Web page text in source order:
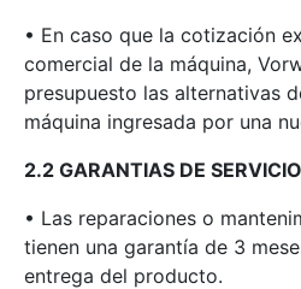
• En caso que la cotización
comercial de la máquina,
presupuesto las alternativas
máquina ingresada por una
2.2 GARANTIAS DE
• Las reparaciones o
tienen una garantía de 3
entrega del producto.